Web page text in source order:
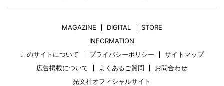
MAGAZINE DIGITAL
STORE
INFORMATION
このサイトについて
プライバシーポリシー
サイトマップ
広告掲載について
よくあるご質問
お問合わせ
光文社オフィシャルサイト